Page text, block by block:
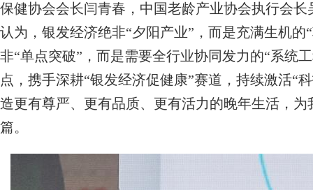
保健协会会长闫青春，中国老龄产业协会执行会
认为，银发经济绝非“夕阳产业”，而是充满生机
非“单点突破”，而是需要全行业协同发力的“系统
点，携手深耕“银发经济促健康”赛道，持续激活“
造更有尊严、更有品质、更有活力的晚年生活，
篇。